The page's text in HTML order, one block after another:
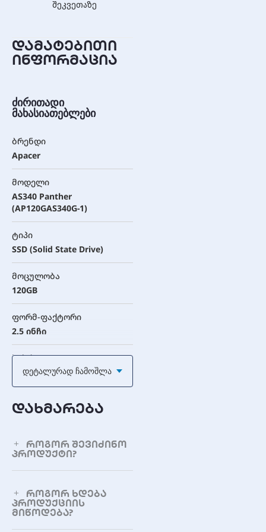
შეკვეთაზე
დამატებითი
ინფორმაცია
ძირითადი
მახასიათებლები
ბრენდი
Apacer
მოდელი
AS340 Panther
(AP120GAS340G-1)
ტიპი
SSD (Solid State Drive)
მოცულობა
120GB
ფორმ-ფაქტორი
2.5 ინჩი
სისქე
7 მმ
SATA III 6Gb/s
NAND ფლეშ ტიპი
3D TLC NAND
თანმიმდევრული
Დეტალურად Ჩამოშლა
დახმარება
როგორ შევიძინო
პროდუქტი?
როგორ ხდება
პროდუქციის
მიწოდება?